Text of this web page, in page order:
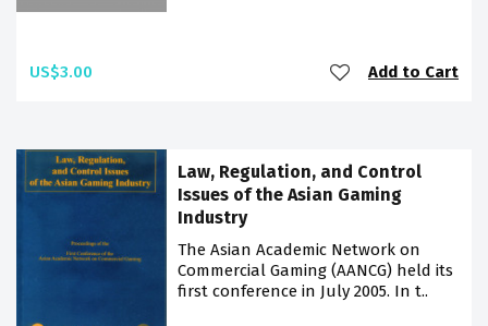
US$3.00 Add to Cart
Law, Regulation, and Control
Issues of the Asian Gaming
Industry
The Asian Academic Network on
Commercial Gaming (AANCG) held its
first conference in July 2005. In t..